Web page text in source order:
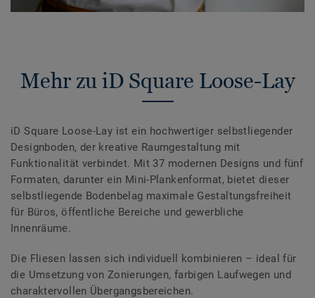
Mehr zu iD Square Loose-Lay
iD Square Loose-Lay ist ein hochwertiger selbstliegender
Designboden, der kreative Raumgestaltung mit
Funktionalität verbindet. Mit 37 modernen Designs und fünf
Formaten, darunter ein Mini-Plankenformat, bietet dieser
selbstliegende Bodenbelag maximale Gestaltungsfreiheit
für Büros, öffentliche Bereiche und gewerbliche
Innenräume.
Die Fliesen lassen sich individuell kombinieren – ideal für
die Umsetzung von Zonierungen, farbigen Laufwegen und
charaktervollen Übergangsbereichen.